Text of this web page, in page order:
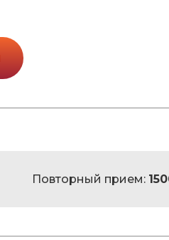
Повторный прием: